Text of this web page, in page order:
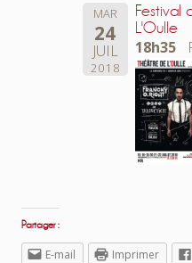
MAR
24
JUIL
2018
Festival
L'Oulle
18h35
Partager :
E-mail Imprimer